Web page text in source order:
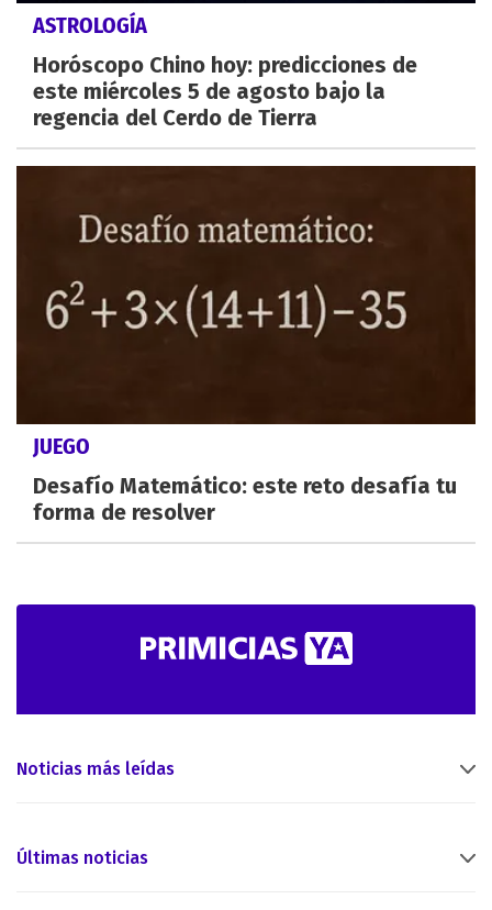
ASTROLOGÍA
Horóscopo Chino hoy: predicciones de
este miércoles 5 de agosto bajo la
regencia del Cerdo de Tierra
JUEGO
Desafío Matemático: este reto desafía tu
forma de resolver
Noticias más leídas
Últimas noticias